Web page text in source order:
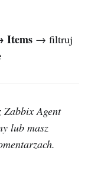
Items → filtruj
Zabbix Agent
lub masz